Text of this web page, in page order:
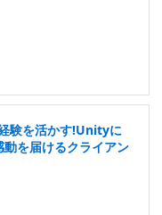
験を活かす!Unityに
を届けるクライアン